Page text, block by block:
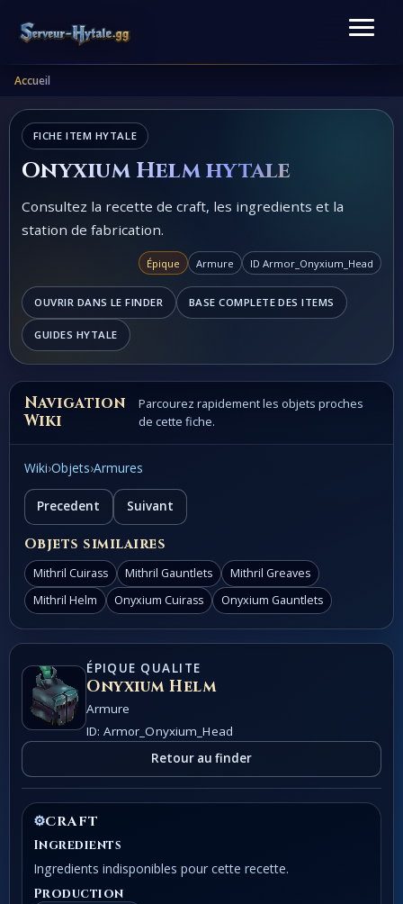
Accueil
FICHE ITEM HYTALE
Onyxium Helm hytale
Consultez la recette de craft, les ingredients et la
station de fabrication.
Épique Armure ID Armor_Onyxium_Head
OUVRIR DANS LE FINDER BASE COMPLETE DES ITEMS
GUIDES HYTALE
Navigation
Wiki
Parcourez rapidement les objets proches
de cette fiche.
Wiki›Objets›Armures
Precedent Suivant
Objets similaires
Mithril Cuirass Mithril Gauntlets
Mithril Greaves
Mithril Helm
Onyxium Cuirass Onyxium Gauntlets
ÉPIQUE QUALITE
Onyxium Helm
Armure
ID: Armor_Onyxium_Head
Retour au finder
⚙CRAFT
Ingredients
Ingredients indisponibles pour cette recette.
Production